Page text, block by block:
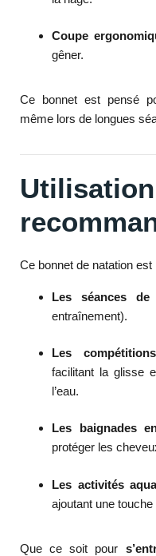
Coupe
gêner.
Ce bonnet est pensé
même lors de longues
Utilisation
Ce bonnet de natation
Les séances
entraînement).
Les
facilitant la glisse
l’eau.
Les baignades
protéger les
Les activités
ajoutant une
Que ce soit pour